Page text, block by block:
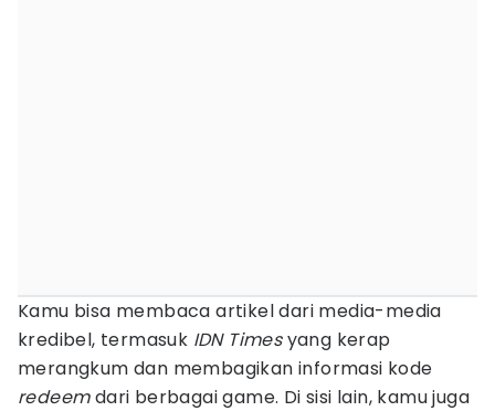
Kamu bisa membaca artikel dari media-media
kredibel, termasuk IDN Timesyang kerap
merangkum dan membagikan informasi kode
redeemdari berbagai game. Di sisi lain, kamu juga